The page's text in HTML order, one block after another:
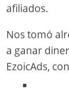
afiliados.
Nos tomó
a ganar
EzoicAds,